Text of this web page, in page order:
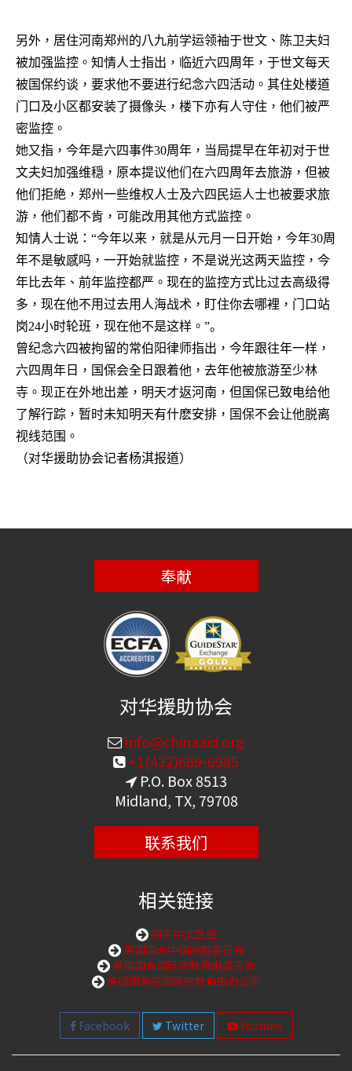
另外，居住河南郑州的八九前学运领袖于世文、陈卫夫妇
被加强监控。知情人士指出，临近六四周年，于世文每天
被国保约谈，要求他不要进行纪念六四活动。其住处楼道
门口及小区都安装了摄像头，楼下亦有人守住，他们被严
密监控。
她又指，今年是六四事件30周年，当局提早在年初对于世
文夫妇加强维穏，原本提议他们在六四周年去旅游，但被
他们拒絶，郑州一些维权人士及六四民运人士也被要求旅
游，他们都不肯，可能改用其他方式监控。
知情人士说： “今年以来，就是从元月一日开始，今年30周
年不是敏感吗，一开始就监控，不是说光这两天监控，今
年比去年、前年监控都严。现在的监控方式比过去高级得
多，现在他不用过去用人海战术，盯住你去哪裡，门口站
岗24小时轮班，现在他不是这样。 ”。
曾纪念六四被拘留的常伯阳律师指出，今年跟往年一样，
六四周年日，国保会全日跟着他，去年他被旅游至少林
寺。现正在外地出差，明天才返河南，但国保已致电给他
了解行踪，暂时未知明天有什麽安排，国保不会让他脱离
视线范围。
（对华援助协会记者杨淇报道）
奉献
对华援助协会
info@chinaaid.org
+1(432)689-6985
P.O. Box 8513
Midland, TX, 79708
联系我们
相关链接
购买中文圣经
美国国会中国问题委员会
美国国会国际宗教自由委员会
美国国务院国际宗教自由办公室
Facebook Twitter Youtube